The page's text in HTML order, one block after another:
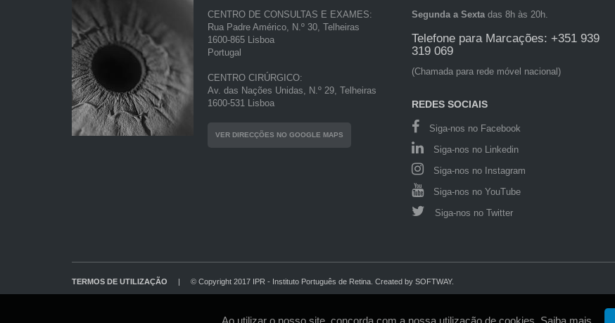
CENTRO DE CONSULTAS E EXAMES:
Rua Padre Américo, N.º 30, Telheiras
1600-865 Lisboa
Portugal
CENTRO CIRÚRGICO:
Av. das Nações Unidas, N.º 29, Telheiras
1600-531 Lisboa
VER DIRECÇÕES NO GOOGLE MAPS
Segunda a Sextadas 8h às 20h.
Telefone para Marcações: +351 939
319 069
(Chamada para rede móvel nacional)
REDES SOCIAIS
Siga-nos no Facebook
Siga-nos no Linkedin
Siga-nos no Instagram
Siga-nos no YouTube
Siga-nos no Twitter
TERMOS DE UTILIZAÇÃO | © Copyright 2017 IPR - Instituto Português de Retina. Created by SOFTWAY.
Ao utilizar o nosso site, concorda com a nossa utilização de cookies. Saiba mais.